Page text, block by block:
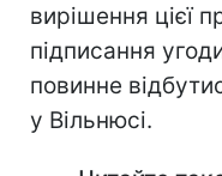
вирішення цієї
підписання
повинне
у Вільнюсі.